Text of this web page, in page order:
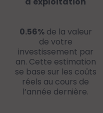
0.56%de la valeur
de votre
investissement par
an. Cette estimation
se base sur les coûts
réels au cours de
l’année dernière.